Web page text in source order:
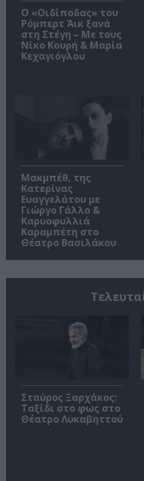
O «Οιδίποδας» του
Ρόμπερτ Άικ ξανά
στη Στέγη – Με τους
Νίκο Κουρή & Μαρία
Κεχαγιόγλου
Μακμπέθ, της
Κατερίνας
Ευαγγελάτου με
Γιώργο Γάλλο &
Καρυοφυλλιά
Καραμπέτη στο
Θέατρο Βασιλάκου
Σταύρος Ξαρχάκος:
Ταξίδι στο φως στο
Θέατρο Λυκαβηττού